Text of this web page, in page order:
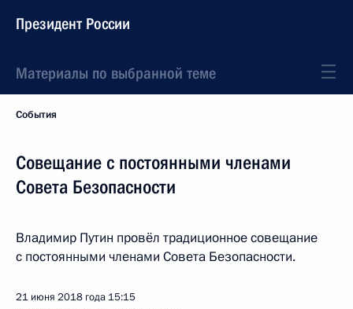
Президент России
Материалы по выбранной теме
События
Совещание с постоянными членами
Совета Безопасности
Владимир Путин провёл традиционное совещание
с постоянными членами Совета Безопасности.
21 июня 2018 года 15:15